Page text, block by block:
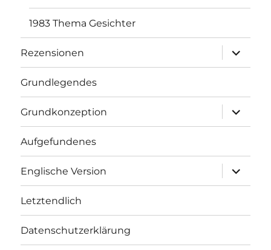
1983 Thema Gesichter
Rezensionen
öffnen
Grundlegendes
Grundkonzeption
öffnen
Aufgefundenes
Englische Version
öffnen
Letztendlich
Datenschutzerklärung